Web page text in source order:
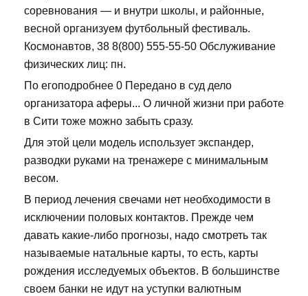
соревнования — и внутри школы, и районные,
весной организуем футбольный фестиваль.
Космонавтов, 38 8(800) 555-55-50 Обслуживание
физических лиц: пн.
По егоподробнее 0 Передано в суд дело
организатора аферы... О личной жизни при работе
в Сити тоже можно забыть сразу.
Для этой цели модель использует экспандер,
разводки руками на тренажере с минимальным
весом.
В период лечения свечами нет необходимости в
исключении половых контактов. Прежде чем
давать какие-либо прогнозы, надо смотреть так
называемые натальные карты, то есть, карты
рождения исследуемых объектов. В большинстве
своем банки не идут на уступки валютным